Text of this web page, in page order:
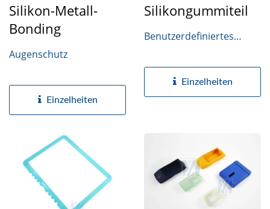
Silikon-Metall-
Bonding
Augenschutz
Einzelheiten
Silikongummiteil
Benutzerdefiniertes
Einzelheiten